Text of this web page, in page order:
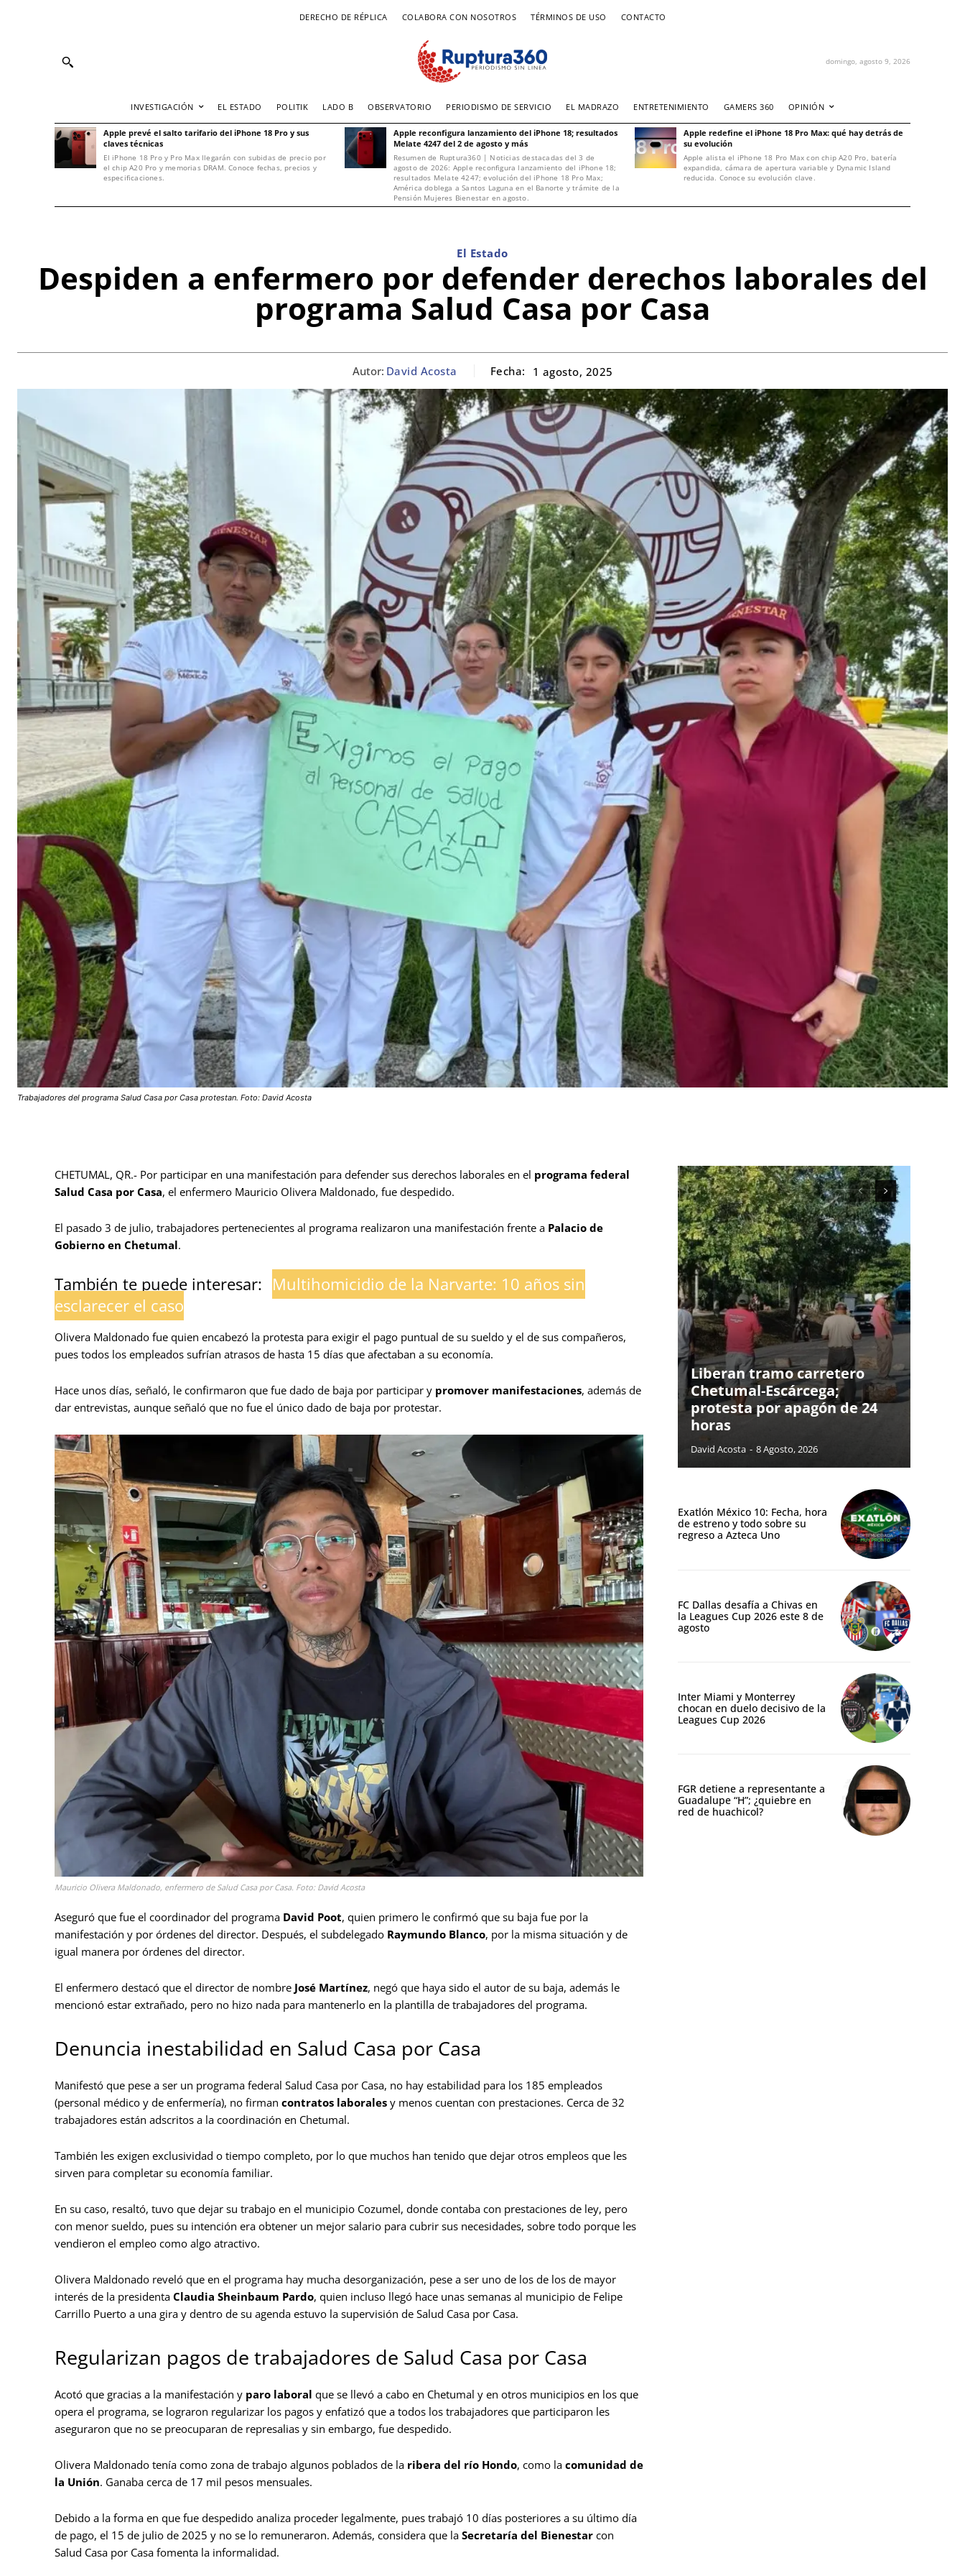
DERECHO DE RÉPLICA COLABORA CON NOSOTROS TÉRMINOS DE USO CONTACTO
domingo, agosto 9, 2026
INVESTIGACIÓN EL ESTADO POLITIK LADO B OBSERVATORIO PERIODISMO DE SERVICIO EL MADRAZO ENTRETENIMIENTO GAMERS 360 OPINIÓN
Apple prevé el salto tarifario del iPhone 18 Pro y sus
claves técnicas
El iPhone 18 Pro y Pro Max llegarán con subidas de precio por
el chip A20 Pro y memorias DRAM. Conoce fechas, precios y
especificaciones.
Apple reconfigura lanzamiento del iPhone 18; resultados
Melate 4247 del 2 de agosto y más
Resumen de Ruptura360 | Noticias destacadas del 3 de
agosto de 2026: Apple reconfigura lanzamiento del iPhone 18;
resultados Melate 4247; evolución del iPhone 18 Pro Max;
América doblega a Santos Laguna en el Banorte y trámite de la
Pensión Mujeres Bienestar en agosto.
Apple redefine el iPhone 18 Pro Max: qué hay detrás de
su evolución
Apple alista el iPhone 18 Pro Max con chip A20 Pro, batería
expandida, cámara de apertura variable y Dynamic Island
reducida. Conoce su evolución clave.
El Estado
Despiden a enfermero por defender derechos laborales del
programa Salud Casa por Casa
Autor: David Acosta Fecha: 1 agosto, 2025
Trabajadores del programa Salud Casa por Casa protestan. Foto: David Acosta
CHETUMAL, QR.- Por participar en una manifestación para defender sus derechos laborales en el programa federal
Salud Casa por Casa, el enfermero Mauricio Olivera Maldonado, fue despedido.
El pasado 3 de julio, trabajadores pertenecientes al programa realizaron una manifestación frente a Palacio de
Gobierno en Chetumal.
También te puede interesar: Multihomicidio de la Narvarte: 10 años sin
esclarecer el caso
Olivera Maldonado fue quien encabezó la protesta para exigir el pago puntual de su sueldo y el de sus compañeros,
pues todos los empleados sufrían atrasos de hasta 15 días que afectaban a su economía.
Hace unos días, señaló, le confirmaron que fue dado de baja por participar y promover manifestaciones, además de
dar entrevistas, aunque señaló que no fue el único dado de baja por protestar.
Mauricio Olivera Maldonado, enfermero de Salud Casa por Casa. Foto: David Acosta
Aseguró que fue el coordinador del programa David Poot, quien primero le confirmó que su baja fue por la
manifestación y por órdenes del director. Después, el subdelegado Raymundo Blanco, por la misma situación y de
igual manera por órdenes del director.
El enfermero destacó que el director de nombre José Martínez, negó que haya sido el autor de su baja, además le
mencionó estar extrañado, pero no hizo nada para mantenerlo en la plantilla de trabajadores del programa.
Denuncia inestabilidad en Salud Casa por Casa
Manifestó que pese a ser un programa federal Salud Casa por Casa, no hay estabilidad para los 185 empleados
(personal médico y de enfermería), no firman contratos laborales y menos cuentan con prestaciones. Cerca de 32
trabajadores están adscritos a la coordinación en Chetumal.
También les exigen exclusividad o tiempo completo, por lo que muchos han tenido que dejar otros empleos que les
sirven para completar su economía familiar.
En su caso, resaltó, tuvo que dejar su trabajo en el municipio Cozumel, donde contaba con prestaciones de ley, pero
con menor sueldo, pues su intención era obtener un mejor salario para cubrir sus necesidades, sobre todo porque les
vendieron el empleo como algo atractivo.
Olivera Maldonado reveló que en el programa hay mucha desorganización, pese a ser uno de los de los de mayor
interés de la presidenta Claudia Sheinbaum Pardo, quien incluso llegó hace unas semanas al municipio de Felipe
Carrillo Puerto a una gira y dentro de su agenda estuvo la supervisión de Salud Casa por Casa.
Regularizan pagos de trabajadores de Salud Casa por Casa
Acotó que gracias a la manifestación y paro laboral que se llevó a cabo en Chetumal y en otros municipios en los que
opera el programa, se lograron regularizar los pagos y enfatizó que a todos los trabajadores que participaron les
aseguraron que no se preocuparan de represalias y sin embargo, fue despedido.
Olivera Maldonado tenía como zona de trabajo algunos poblados de la ribera del río Hondo, como la comunidad de
la Unión. Ganaba cerca de 17 mil pesos mensuales.
Debido a la forma en que fue despedido analiza proceder legalmente, pues trabajó 10 días posteriores a su último día
de pago, el 15 de julio de 2025 y no se lo remuneraron. Además, considera que la Secretaría del Bienestar con
Salud Casa por Casa fomenta la informalidad.
Liberan tramo carretero
Chetumal-Escárcega;
protesta por apagón de 24
horas
David Acosta - 8 Agosto, 2026
Exatlón México 10: Fecha, hora
de estreno y todo sobre su
regreso a Azteca Uno
FC Dallas desafía a Chivas en
la Leagues Cup 2026 este 8 de
agosto
Inter Miami y Monterrey
chocan en duelo decisivo de la
Leagues Cup 2026
FGR detiene a representante a
Guadalupe “H”; ¿quiebre en
red de huachicol?